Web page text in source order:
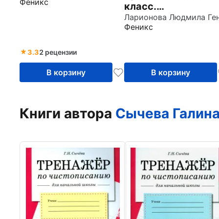
младших
Феникс
3.32 рецензии
В корзину
класс.
Дидактический
материал.
работы
Феникс
В корзину
Книги автора Сычева